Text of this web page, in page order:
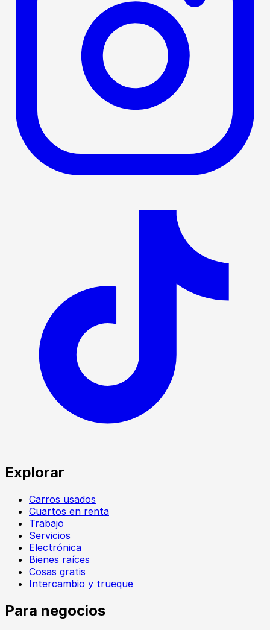
Explorar
Carros usados
Cuartos en renta
Trabajo
Servicios
Electrónica
Bienes raíces
Cosas gratis
Intercambio y trueque
Para negocios